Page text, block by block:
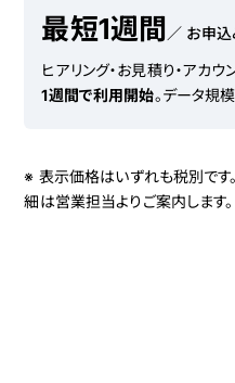
最短1週間 ／ お申込
ヒアリング・お見積り・アカウ
1週間で利用開始。データ規
※ 表示価格はいずれも税別です
細は営業担当よりご案内します。